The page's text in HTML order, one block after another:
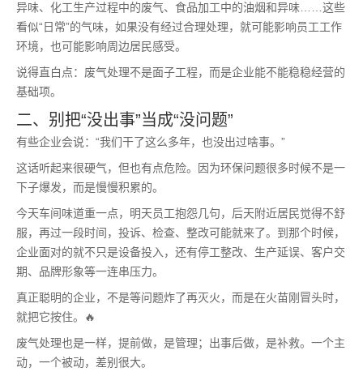
异味、化工生产过程中的废气、食品加工中的油烟和异味……这些
看似“日常”的气味，如果没有经过合理处理，就可能影响员工工作
环境，也可能影响周边居民感受。
说得直白点：废气处理不是面子工程，而是企业能不能稳稳经营的
基础项。
二、别把“没出事”当成“没问题”
有些企业会说：“我们干了这么多年，也没出过啥事。”
这话听起来很硬气，但也有点危险。因为环保问题很多时候不是一
下子爆发，而是慢慢积累的。
今天车间味道重一点，明天员工抱怨几句，后天附近居民觉得不舒
服，再过一段时间，投诉、检查、整改可能就来了。到那个时候，
企业面对的就不只是设备投入，还有停工整改、生产延误、客户交
期、品牌形象等一连串压力。
真正聪明的企业，不是等问题炸了再灭火，而是在火苗刚冒头时，
就把它按住。🔥
废气处理也是一样，提前做，是管理；出事后做，是补救。一个主
动，一个被动，差别很大。